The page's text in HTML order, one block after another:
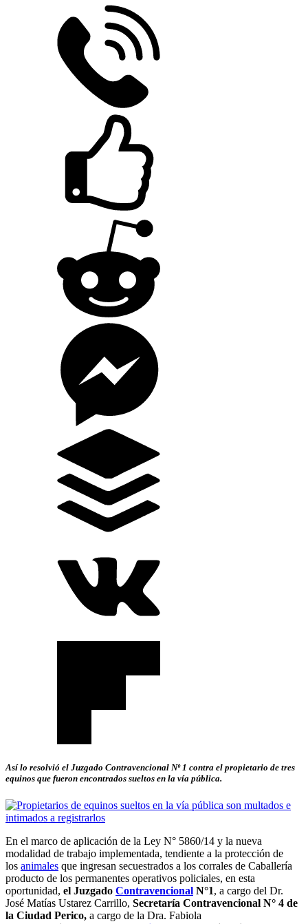
Así lo resolvió el Juzgado Contravencional Nº 1 contra el propietario de tres
equinos que fueron encontrados sueltos en la vía pública.
En el marco de aplicación de la Ley N° 5860/14 y la nueva
modalidad de trabajo implementada, tendiente a la protección de
los animales que ingresan secuestrados a los corrales de Caballería
producto de los permanentes operativos policiales, en esta
oportunidad, el Juzgado Contravencional N°1, a cargo del Dr.
José Matías Ustarez Carrillo, Secretaría Contravencional N° 4 de
la Ciudad Perico, a cargo de la Dra. Fabiola